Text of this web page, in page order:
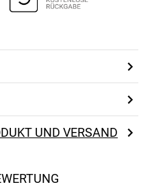
UND VERSAND